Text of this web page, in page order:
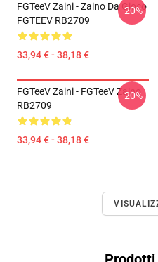
FGTeeV Zaini - Zaino Da Gioco
FGTEEV RB2709
33,94 € - 38,18 €
-20%
FGTeeV Zaini - FGTeeV Zaino
RB2709
33,94 € - 38,18 €
-20%